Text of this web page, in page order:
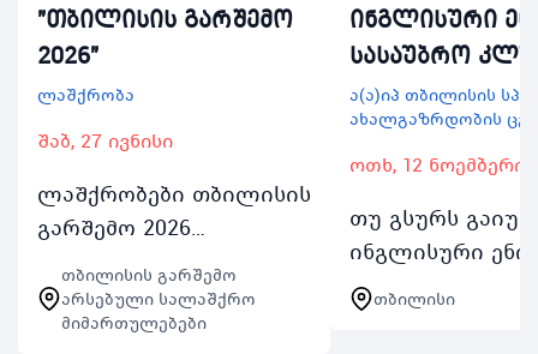
"თბილისის გარშემო
2026"
ლაშქრობა
შაბ, 27 ივნისი
ლაშქრობები თბილისის
გარშემო 2026
თბილისთან ახლოს
მდებარე ლანდშაპტები
თბილისის გარშემო
არსებული სალაშქრო
მიმართულებები
ინგლისური
სასაუბრო
ა(ა)იპ თბილისის
ახალგაზრდობის
ოთხ, 12 ნოემბერი
თუ გსურს
ინგლისური
სასაუბრო
არ გამოტოვო
თბილისი